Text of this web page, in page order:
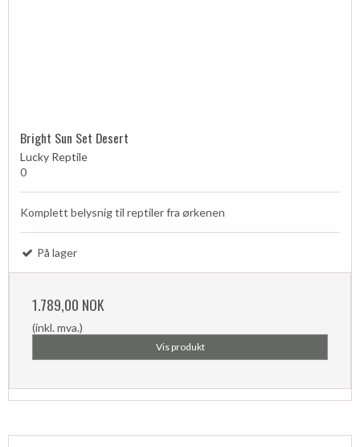
Bright Sun Set Desert
Lucky Reptile
0
Komplett belysnig til reptiler fra ørkenen
På lager
1.789,00 NOK
(inkl. mva.)
Vis produkt